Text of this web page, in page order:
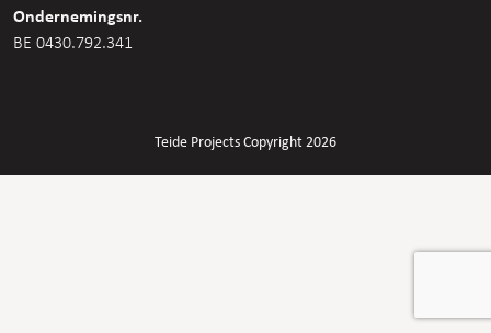
Ondernemingsnr.
BE 0430.792.341
Teide Projects Copyright 2026